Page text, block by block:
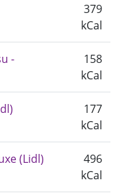
379
kCal
-
158
kCal
177
kCal
(Lidl)
496
kCal